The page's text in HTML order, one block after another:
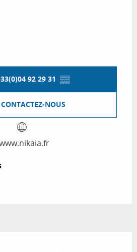
92 29 31 ▒▒
CONTACTEZ-NOUS